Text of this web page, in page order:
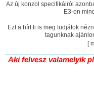
Az új konzol specifikáiról
E3-on
Ezt a hírt ti is meg tudjátok
tagunknak
[
Aki felvesz valamelyik